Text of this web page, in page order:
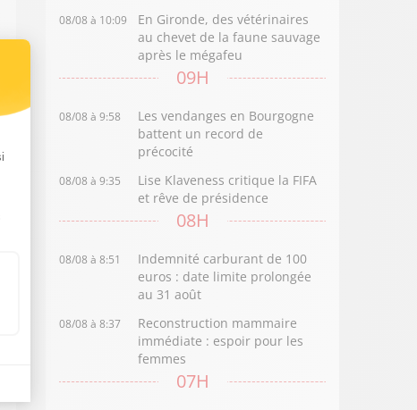
08/08 à 10:09
En Gironde, des vétérinaires
au chevet de la faune sauvage
après le mégafeu
09H
08/08 à 9:58
Les vendanges en Bourgogne
battent un record de
précocité
08/08 à 9:35
Lise Klaveness critique la FIFA
et rêve de présidence
08H
08/08 à 8:51
Indemnité carburant de 100
euros : date limite prolongée
au 31 août
08/08 à 8:37
Reconstruction mammaire
immédiate : espoir pour les
femmes
07H